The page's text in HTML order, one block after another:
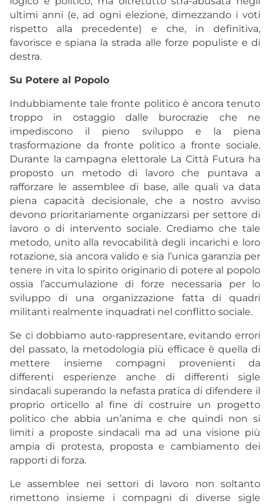
ultimi anni (e, ad ogni elezione, dimezzando i voti
rispetto alla precedente) e che, in definitiva,
favorisce e spiana la strada alle forze populiste e di
destra.
Su Potere al Popolo
Indubbiamente tale fronte politico è ancora tenuto
troppo in ostaggio dalle burocrazie che ne
impediscono il pieno sviluppo e la piena
trasformazione da fronte politico a fronte sociale.
Durante la campagna elettorale La Città Futura ha
proposto un metodo di lavoro che puntava a
rafforzare le assemblee di base, alle quali va data
piena capacità decisionale, che a nostro avviso
devono prioritariamente organizzarsi per settore di
lavoro o di intervento sociale. Crediamo che tale
metodo, unito alla revocabilità degli incarichi e loro
rotazione, sia ancora valido e sia l’unica garanzia per
tenere in vita lo spirito originario di potere al popolo
ossia l’accumulazione di forze necessaria per lo
sviluppo di una organizzazione fatta di quadri
militanti realmente inquadrati nel conflitto sociale.
Se ci dobbiamo auto-rappresentare, evitando errori
del passato, la metodologia più efficace è quella di
mettere insieme compagni provenienti da
differenti esperienze anche di differenti sigle
sindacali superando la nefasta pratica di difendere il
proprio orticello al fine di costruire un progetto
politico che abbia un’anima e che quindi non si
limiti a proposte sindacali ma ad una visione più
ampia di protesta, proposta e cambiamento dei
rapporti di forza.
Le assemblee nei settori di lavoro non soltanto
rimettono insieme i compagni di diverse sigle